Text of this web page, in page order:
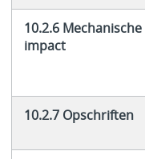
10.2.6 Mechanische
impact
10.2.7 Opschriften